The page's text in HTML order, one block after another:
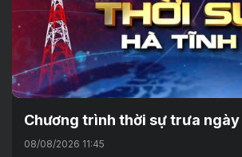
Chương trình thời sự trưa
08/08/2026 11:45